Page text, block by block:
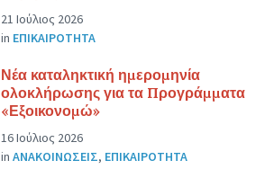
21 Ιούλιος 2026
in ΕΠΙΚΑΙΡΟΤΗΤΑ
Νέα καταληκτική ημερομηνία
ολοκλήρωσης για τα Προγράμματα
«Εξοικονομώ»
16 Ιούλιος 2026
in ΑΝΑΚΟΙΝΩΣΕΙΣ, ΕΠΙΚΑΙΡΟΤΗΤΑ